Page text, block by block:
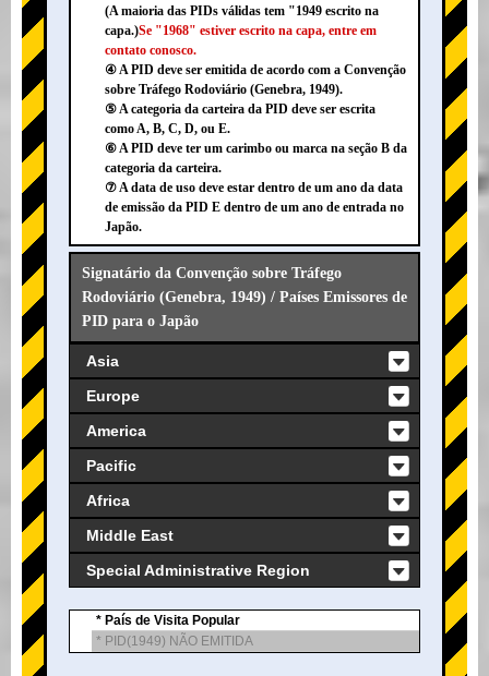
(A maioria das PIDs válidas tem "1949 escrito na
capa.)Se "1968" estiver escrito na capa, entre em
contato conosco.
④ A PID deve ser emitida de acordo com a Convenção
sobre Tráfego Rodoviário (Genebra, 1949).
⑤ A categoria da carteira da PID deve ser escrita
como A, B, C, D, ou E.
⑥ A PID deve ter um carimbo ou marca na seção B da
categoria da carteira.
⑦ A data de uso deve estar dentro de um ano da data
de emissão da PID E dentro de um ano de entrada no
Japão.
Signatário da Convenção sobre Tráfego
Rodoviário (Genebra, 1949) / Países Emissores de
PID para o Japão
Asia
Europe
America
Pacific
Africa
Middle East
Special Administrative Region
* País de Visita Popular
* PID(1949) NÃO EMITIDA